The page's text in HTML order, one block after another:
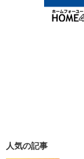
人気の記事